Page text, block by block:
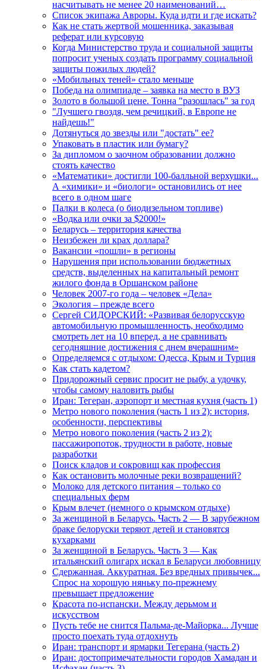
насчитывать не менее 20 наименований…
Список экипажа Авроры. Куда идти и где искать?
Как не стать жертвой мошенника, заказывая
реферат или курсовую
Когда Министерство труда и социальной защиты
попросит ученых создать программу социальной
защиты пожилых людей?
«Мобильных теней» стало меньше
Победа на олимпиаде – заявка на место в ВУЗ
Золото в большой цене. Тонна "разошлась" за год
"Лучшего гвоздя, чем речицкий, в Европе не
найдешь!"
Дотянуться до звезды или "достать" ее?
Упаковать в пластик или бумагу?
За дипломом о заочном образовании должно
стоять качество
«Математики» достигли 100-балльной верхушки...
А «химики» и «биологи» остановились от нее
всего в одном шаге
Палки в колеса (о биодизельном топливе)
«Водка или очки за $2000!»
Беларусь – территория качества
Неизбежен ли крах доллара?
Вакансии «пошли» в регионы
Нарушения при использовании бюджетных
средств, выделенных на капитальный ремонт
жилого фонда в Оршанском районе
Человек 2007-го года – человек «Дела»
Экология – прежде всего
Сергей СИДОРСКИЙ: «Развивая белорусскую
автомобильную промышленность, необходимо
смотреть лет на 10 вперед, а не сравнивать
сегодняшние достижения с днем вчерашним»
Определяемся с отдыхом: Одесса, Крым и Турция
Как стать кадетом?
Придорожный сервис просит не рыбу, а удочку,
чтобы самому наловить рыбы
Иран: Тегеран, аэропорт и местная кухня (часть 1)
Метро нового поколения (часть 1 из 2): история,
особенности, перспективы
Метро нового поколения (часть 2 из 2):
пассажиропоток, трудности в работе, новые
разработки
Поиск кладов и сокровищ как профессия
Как остановить молочные реки возвращений?
Молоко для детского питания – только со
специальных ферм
Крым влечет (немного о крымском отдыхе)
За женщиной в Беларусь. Часть 2 — В зарубежном
браке белоруски теряют детей и становятся
кухарками
За женщиной в Беларусь. Часть 3 — Как
итальянский олигарх искал в Беларуси любовницу
Сдержанная. Аккуратная. Без вредных привычек...
Спрос на хорошую няньку по-прежнему
превышает предложение
Красота по-испански. Между дерьмом и
искусством
Пусть тебе не снится Пальма-де-Майорка... Лучше
просто поехать туда отдохнуть
Иран: транспорт и ярмарки Тегерана (часть 2)
Иран: достопримечательности городов Хамадан и